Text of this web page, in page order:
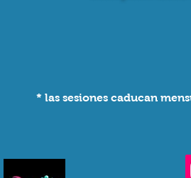
* las sesiones caducan